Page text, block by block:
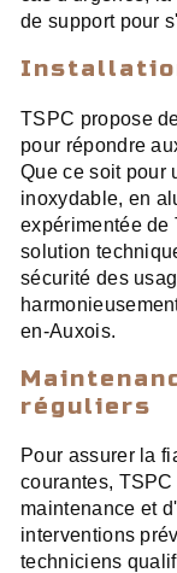
de support pour
TSPC propose
pour répondre
Que ce soit pour
inoxydable, en
expérimentée de
solution
sécurité des
en-Auxois.
réguliers
Pour assurer la
courantes,
maintenance et
interventions
techniciens